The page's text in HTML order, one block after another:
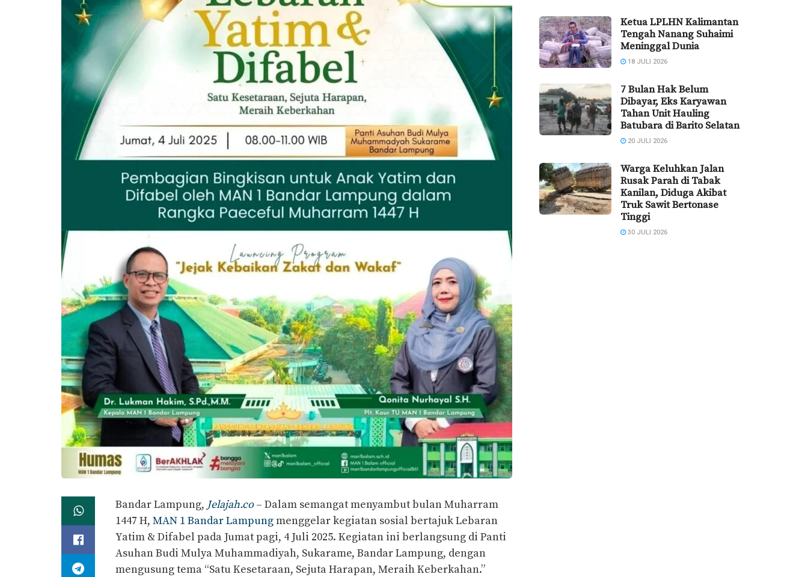
Bandar Lampung, Jelajah.co– Dalam semangat menyambut bulan Muharram
1447 H, MAN 1 Bandar Lampungmenggelar kegiatan sosial bertajuk Lebaran
Yatim & Difabel pada Jumat pagi, 4 Juli 2025. Kegiatan ini berlangsung di Panti
Asuhan Budi Mulya Muhammadiyah, Sukarame, Bandar Lampung, dengan
mengusung tema “Satu Kesetaraan, Sejuta Harapan, Meraih Keberkahan.”
Ketua LPLHN Kalimantan
Tengah Nanang Suhaimi
Meninggal Dunia
18 JULI 2026
7 Bulan Hak Belum
Dibayar, Eks Karyawan
Tahan Unit Hauling
Batubara di Barito Selatan
20 JULI 2026
Warga Keluhkan Jalan
Rusak Parah di Tabak
Kanilan, Diduga Akibat
Truk Sawit Bertonase
Tinggi
30 JULI 2026